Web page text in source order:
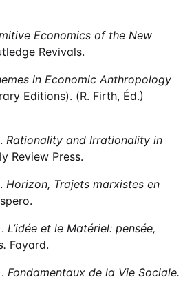
Economics of the New
Revivals.
in Economic Anthropology
Editions). (R. Firth, Éd.)
Rationality and Irrationality in
Review Press.
Horizon, Trajets marxistes en
L’idée et le Matériel: pensée,
Fayard.
Fondamentaux de la Vie Sociale.